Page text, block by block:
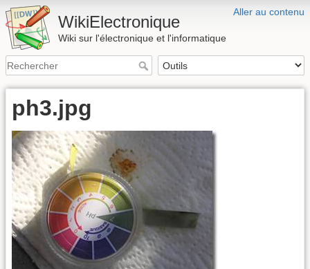
Aller au contenu
WikiElectronique
Wiki sur l'électronique et l'informatique
ph3.jpg